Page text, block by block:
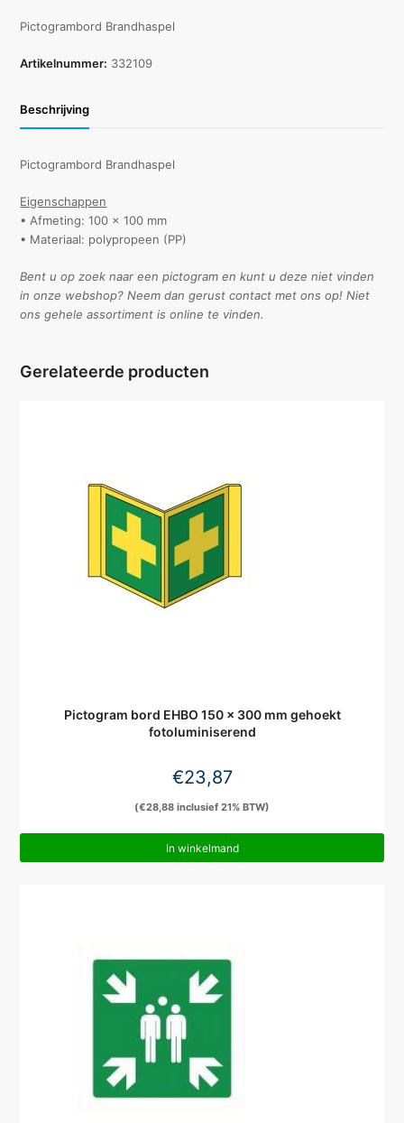
aantal
Pictogrambord Brandhaspel
Artikelnummer: 332109
Beschrijving
Pictogrambord Brandhaspel
Eigenschappen
• Afmeting: 100 x 100 mm
• Materiaal: polypropeen (PP)
Bent u op zoek naar een pictogram en kunt u deze niet vinden
in onze webshop? Neem dan gerust contact met ons op! Niet
ons gehele assortiment is online te vinden.
Gerelateerde producten
Pictogram bord EHBO 150 x 300 mm gehoekt
fotoluminiserend
€23,87
(€28,88 inclusief 21% BTW)
In winkelmand